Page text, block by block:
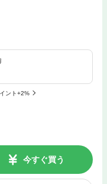
ント+2%
今すぐ買う